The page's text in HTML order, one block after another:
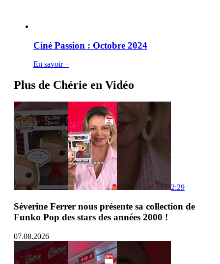
Ciné Passion : Octobre 2024
En savoir +
Plus de Chérie en Vidéo
2:29
Séverine Ferrer nous présente sa collection de
Funko Pop des stars des années 2000 !
07.08.2026